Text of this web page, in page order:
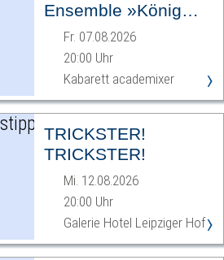
Ensemble »König
Ödipus«
Fr. 07.08.2026
20:00 Uhr
Kabarett academixer
›
TRICKSTER!
TRICKSTER!
Mi. 12.08.2026
20:00 Uhr
Galerie Hotel Leipziger Hof›